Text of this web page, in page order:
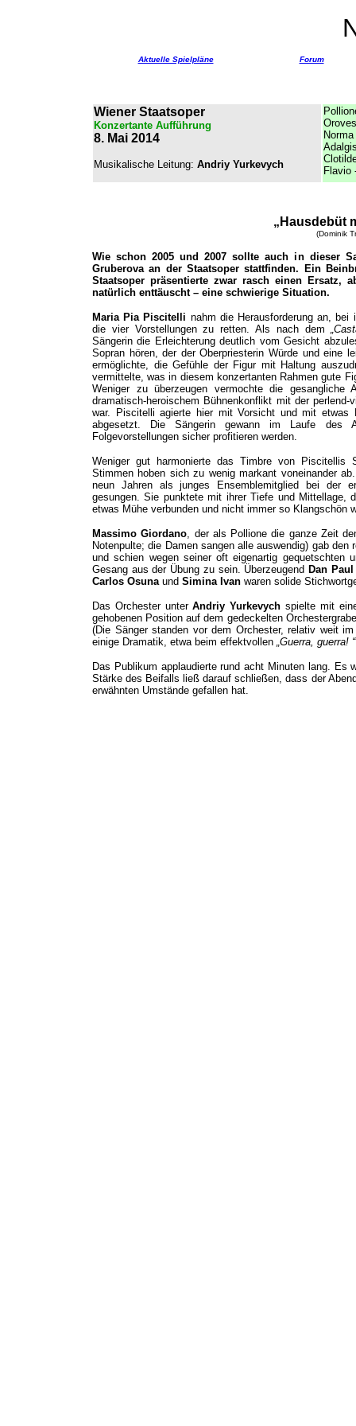
Aktuelle Spielpläne Forum
Wiener Staatsoper
Konzertante Aufführung
8. Mai 2014
Musikalische Leitung: Andriy Yurkevych
Flavio
„ Hausdebüt
(Dominik
Wie schon 2005 und 2007 sollte auch in dieser
Gruberova an der Staatsoper stattfinden. Ein
Staatsoper präsentierte zwar rasch einen Ersatz,
natürlich enttäuscht – eine schwierige Situation.
Maria Pia Piscitelli nahm die Herausforderung an,
die vier Vorstellungen zu retten. Als nach dem
Sängerin die Erleichterung deutlich vom Gesicht
Sopran hören, der der Oberpriesterin Würde und eine
ermöglichte, die Gefühle der Figur mit Haltung
vermittelte, was in diesem konzertanten Rahmen gute
Weniger zu überzeugen vermochte die
dramatisch-heroischem Bühnenkonflikt mit der
war. Piscitelli agierte hier mit Vorsicht und mit
abgesetzt. Die Sängerin gewann im Laufe des
Folgevorstellungen sicher profitieren werden.
Weniger gut harmonierte das Timbre von
Stimmen hoben sich zu wenig markant voneinander
neun Jahren als junges Ensemblemitglied bei der
gesungen. Sie punktete mit ihrer Tiefe und Mittellage,
etwas Mühe verbunden und nicht immer so Klangschön
Massimo Giordano, der als Pollione die ganze Zeit
Notenpulte; die Damen sangen alle auswendig) gab
und schien wegen seiner oft eigenartig gequetschten
Gesang aus der Übung zu sein. Überzeugend Dan
Carlos Osunaund Simina Ivan waren solide
Das Orchester unterAndriy Yurkevych spielte mit
gehobenen Position auf dem gedeckelten
(Die Sänger standen vor dem Orchester, relativ weit
einige Dramatik, etwa beim effektvollen „Guerra, guerra! “
Das Publikum applaudierte rund acht Minuten lang. Es
Stärke des Beifalls ließ darauf schließen, dass der
erwähnten Umstände gefallen hat.